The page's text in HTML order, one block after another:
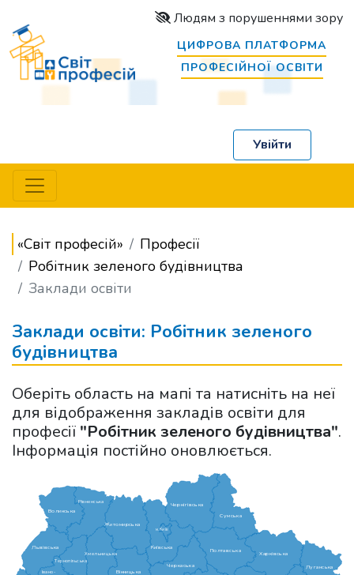
Людям з порушеннями зору
ЦИФРОВА ПЛАТФОРМА
ПРОФЕСІЙНОЇ ОСВІТИ
Увійти
«Світ професій»
Професії
Робітник зеленого будівництва
Заклади освіти
Заклади освіти: Робітник зеленого
будівництва
Оберіть область на мапі та натисніть на неї
для відображення закладів освіти для
професії "Робітник зеленого будівництва".
Інформація постійно оновлюється.
Вінницька
Волинська
Житомирська
Івано-
Київська
Луганська
Львівська
м.Київ
Полтавська
Рівненська
Сумська
Тернопільська
Харківська
Хмельницька
Черкаська
Чернігівська